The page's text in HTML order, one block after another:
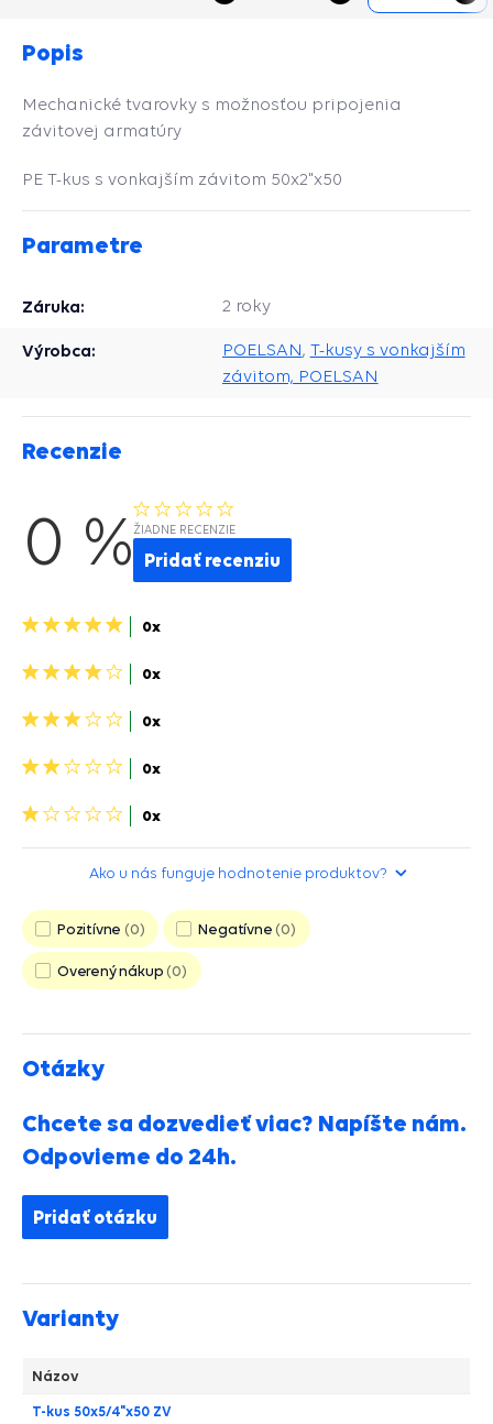
Popis
Mechanické tvarovky s možnosťou pripojenia
závitovej armatúry
PE T-kus s vonkajším závitom 50x2"x50
Parametre
Záruka: 2 roky
Výrobca: POELSAN, T-kusy s vonkajším
závitom, POELSAN
Recenzie
0 % ŽIADNE RECENZIE
Pridať recenziu
5
0x
4
0x
3
0x
2
0x
1
0x
Ako u nás funguje hodnotenie produktov?
Pozitívne 0 Negatívne 0
Overený nákup 0
Otázky
Chcete sa dozvedieť viac? Napíšte nám.
Odpovieme do 24h.
Pridať otázku
Varianty
Názov
T-kus 50x5/4"x50 ZV